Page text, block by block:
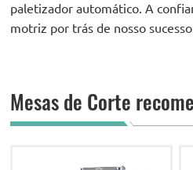
paletizador automático. A
motriz por trás de nosso
Mesas de Corte